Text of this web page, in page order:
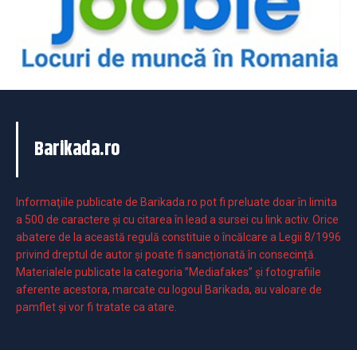
Barikada.ro
Informaţiile publicate de Barikada.ro pot fi preluate doar în limita
a 500 de caractere şi cu citarea în lead a sursei cu link activ. Orice
abatere de la această regulă constituie o încălcare a Legii 8/1996
privind dreptul de autor și poate fi sancționată în consecință.
Materialele publicate la categoria ”Mediafakes” și fotografiile
aferente acestora, marcate cu logoul Barikada, au valoare de
pamflet și vor fi tratate ca atare.